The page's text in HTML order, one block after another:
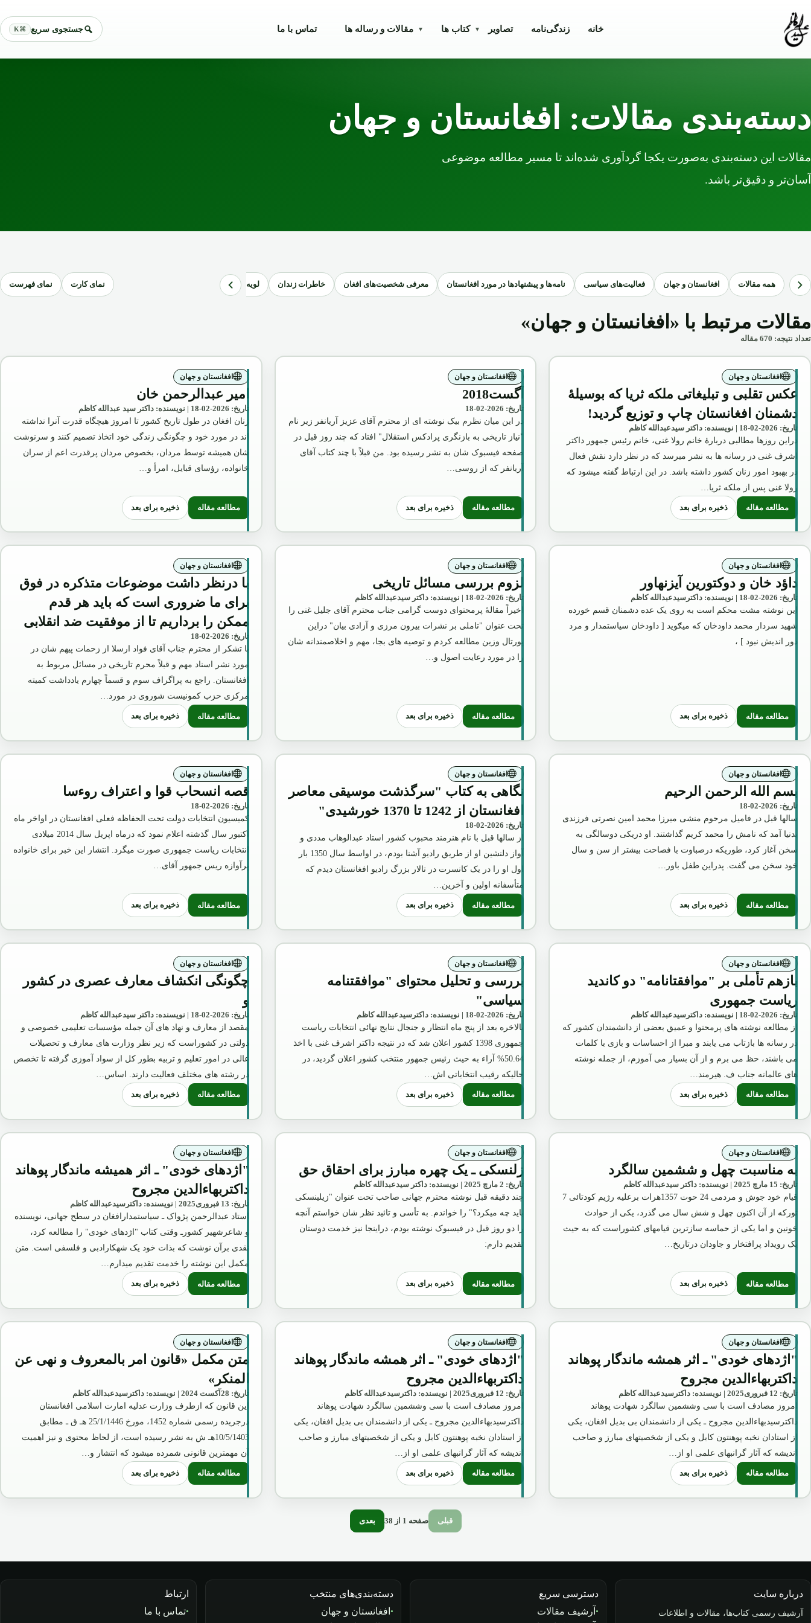
خانه زندگی‌نامه تصاویر کتاب ها ▾ مقالات و رساله ها ▾ تماس با ما جستجوی سریع ⌘K
دسته‌بندی مقالات: افغانستان و جهان
مقالات این دسته‌بندی به‌صورت یکجا گردآوری شده‌اند تا مسیر مطالعه موضوعی
آسان‌تر و دقیق‌تر باشد.
همه مقالات افغانستان و جهان فعالیت‌های سیاسی نامه‌ها و پیشنهادها در مورد افغانستان معرفی شخصیت‌های افغان خاطرات زندان لویه جرگه مقاله‌های تاریخی، اجتماعی، سیاسی و فرهنگی رساله‌ها نمای کارت نمای فهرست
مقالات مرتبط با «افغانستان و جهان»
تعداد نتیجه: 670 مقاله
افغانستان و جهان
عکس تقلبی و تبلیغاتی ملکه ثریا که بوسیلۀ
دشمنان افغانستان چاپ و توزیع گردید!
تاریخ: 2026-02-18 | نویسنده: داکتر سیدعبدالله کاظم
دراین روزها مطالبی دربارۀ خانم رولا غنی، خانم رئیس جمهور داکتر
اشرف غنی در رسانه ها به نشر میرسد که در نظر دارد نقش فعال
در بهبود امور زنان کشور داشته باشد. در این ارتباط گفته میشود که
رولا غنی پس از ملکه ثریا…
مطالعه مقاله: عکس تقلبی و تبلیغاتی ملکه ثریا که بوسیلۀ دشمنان افغانستان چاپ و توزیع گردید!
ذخیره برای بعد
افغانستان و جهان
آگست2018
تاریخ: 2026-02-18
در این میان نظرم بیک نوشته ای از محترم آقای عزیز آریانفر زیر نام
"نیاز تاریخی به بازنگری پرادکس استقلال" افتاد که چند روز قبل در
صفحه فیسبوک شان به نشر رسیده بود. من قبلاً با چند کتاب آقای
آریانفر که از روسی…
مطالعه مقاله
: آگست2018 ذخیره برای بعد
افغانستان و جهان
امیر عبدالرحمن خان
تاریخ: 2026-02-18 | نویسنده: داکتر سید عبدالله کاظم
زنان افغان در طول تاریخ کشور تا امروز هیچگاه قدرت آنرا نداشته
اند در مورد خود و چگونگی زندگی خود اتخاذ تصمیم کنند و سرنوشت
شان همیشه توسط مردان، بخصوص مردان پرقدرت اعم از سران
خانواده، رؤسای قبایل، امرأ و…
مطالعه مقاله: امیر عبدالرحمن خان
ذخیره برای بعد
افغانستان و جهان
داؤد خان و دوکتورین آیزنهاور
تاریخ: 2026-02-18 | نویسنده: داکترسیدعبدالله کاظم
این نوشته مشت محکم است به روی یک عده دشمنان قسم خورده
شهید سردار محمد داودخان که میګوید [ داودخان سیاستمدار و مرد
دور اندیش نبود ] ،
مطالعه مقاله: داؤد خان و دوکتورین آیزنهاور
ذخیره برای بعد
افغانستان و جهان
لزوم بررسی مسائل تاریخی
تاریخ: 2026-02-18 | نویسنده: داکتر سیدعبدالله کاظم
اخیراً مقالۀ پرمحتوای دوست گرامی جناب محترم آقای جلیل غنی را
تحت عنوان "تاملی بر نشرات بیرون مرزی و آزادی بیان" دراین
پورتال وزین مطالعه کردم و توصیه های بجا، مهم و اخلاصمندانه شان
را در مورد رعایت اصول و…
مطالعه مقاله: لزوم بررسی مسائل تاریخی
ذخیره برای بعد
افغانستان و جهان
با درنظر داشت موضوعات متذکره در فوق
برای ما ضروری است که باید هر قدم
ممکن را برداریم تا از موفقیت ضد انقلابی
های ارتجاعی و یا تغیر موضع حفیظ الله
امین به طرف غرب جلوگیری شود.»
تاریخ: 2026-02-18
با تشکر از محترم جناب آقای فواد ارسلا از زحمات پیهم شان در
مورد نشر اسناد مهم و قبلاً محرم تاریخی در مسائل مربوط به
افغانستان. راجع به پراگراف سوم و قسماً چهارم یادداشت کمیته
مرکزی حزب کمونیست شوروی در مورد…
مطالعه مقاله: با درنظر داشت موضوعات متذکره در فوق برای ما ضروری است که
ذخیره برای بعد
افغانستان و جهان
بسم الله الرحمن الرحیم
تاریخ: 2026-02-18
سالها قبل در فامیل مرحوم منشی میرزا محمد امین نصرتی فرزندی
بدنیا آمد که نامش را محمد کریم گذاشتند. او دریکی دوسالگی به
سخن آغاز کرد، طوریکه درصباوت با فصاحت بیشتر از سن و سال
خود سخن می گفت. پدراین طفل باور…
مطالعه مقاله: بسم الله الرحمن الرحیم
ذخیره برای بعد
افغانستان و جهان
نگاهی به کتاب "سرگذشت موسیقی معاصر
افغانستان از 1242 تا 1370 خورشیدی"
تاریخ: 2026-02-18
از سالها قبل با نام هنرمند محبوب کشور استاد عبدالوهاب مددی و
آواز دلنشین او از طریق رادیو آشنا بودم، در اواسط سال 1350 بار
اول او را در یک کانسرت در تالار بزرگ رادیو افغانستان دیدم که
متأسفانه اولین و آخرین…
مطالعه مقاله: نگاهی به کتاب "سرگذشت موسیقی معاصر افغانستان از 1242 تا 1370 خورشیدی"
ذخیره برای بعد
افغانستان و جهان
قصه انسحاب قوا و اعتراف روءسا
تاریخ: 2026-02-18
کمیسیون انتخابات دولت تحت الحفاظه فعلی افغانستان در اواخر ماه
اکتبور سال گذشته اعلام نمود که درماه اپریل سال 2014 میلادی
انتخابات ریاست جمهوری صورت میگرد. انتشار این خبر برای خانواده
پرآوازه ریس جمهور آقای…
مطالعه مقاله: قصه انسحاب قوا و اعتراف روءسا
ذخیره برای بعد
افغانستان و جهان
بازهم تأملی بر "موافقتانامه" دو کاندید
ریاست جمهوری
تاریخ: 2026-02-18 | نویسنده: داکترسیدعبدالله کاظم
از مطالعه نوشته های پرمحتوا و عمیق بعضی از دانشمندان کشور که
در رسانه ها بازتاب می یابند و مبرا از احساسات و بازی با کلمات
می باشند، حظ می برم و از آن بسیار می آموزم، از جمله نوشته
های عالمانه جناب ف. هیرمند…
مطالعه مقاله: بازهم تأملی بر "موافقتانامه" دو کاندید ریاست جمهوری
ذخیره برای بعد
افغانستان و جهان
بررسی و تحلیل محتوای "موافقتنامه
سیاسی"
تاریخ: 2026-02-18 | نویسنده: داکترسیدعبدالله کاظم
بالاخره بعد از پنج ماه انتظار و جنجال نتایج نهائی انتخابات ریاست
جمهوری 1398 کشور اعلان شد که در نتیجه داکتر اشرف غنی با اخذ
50.64% آراء به حیث رئیس جمهور منتخب کشور اعلان گردید، در
حالیکه رقیب انتخاباتی اش…
مطالعه مقاله: بررسی و تحلیل محتوای "موافقتنامه سیاسی"
ذخیره برای بعد
افغانستان و جهان
چگونگی انکشاف معارف عصری در کشور
و
تاریخ: 2026-02-18 | نویسنده: داکتر سیدعبدالله کاظم
مقصد از معارف و نهاد های آن جمله مؤسسات تعلیمی خصوصی و
دولتی در کشوراست که زیر نظر وزارت های معارف و تحصیلات
عالی در امور تعلیم و تربیه بطور کل از سواد آموزی گرفته تا تخصص
در رشته های مختلف فعالیت دارند. اساس…
مطالعه مقاله: چگونگی انکشاف معارف عصری در کشور و
ذخیره برای بعد
افغانستان و جهان
به مناسبت چهل و ششمین سالگرد
تاریخ: 15 مارچ 2025 | نویسنده: داکتر سیدعبدالله کاظم
قیام خود جوش و مردمی 24 حوت 1357هرات برعلیه رژیم کودتائی 7
ثورکه از آن اکنون چهل و شش سال می گذرد، یکی از حوادث
خونین و اما یکی از حماسه سازترین قیامهای کشوراست که به حیث
یک رویداد پرافتخار و جاودان درتاریخ…
مطالعه مقاله: به مناسبت چهل و ششمین سالگرد
ذخیره برای بعد
افغانستان و جهان
زلنسکی ـ یک چهره مبارز برای احقاق حق
تاریخ: 2 مارچ 2025 | نویسنده: داکتر سیدعبدالله کاظم
چند دقیقه قبل نوشته محترم جهانی صاحب تحت عنوان "زیلینسکی
باید چه میکرد؟" را خواندم. به تأسی و تائید نظر شان خواستم آنچه
را دو روز قبل در فیسبوک نوشته بودم، دراینجا نیز خدمت دوستان
تقدیم دارم:
مطالعه مقاله: زلنسکی ـ یک چهره مبارز برای احقاق حق
ذخیره برای بعد
افغانستان و جهان
"اژدهای خودی" ـ اثر همیشه ماندگار پوهاند
داکتربهاءالدین مجروح
تاریخ: 13 فبروری2025 | نویسنده: داکترسیدعبدالله کاظم
استاد عبدالرحمن پژواک ـ سیاستمدارافغان در سطح جهانی، نویسنده
و شاعرشهیر کشورـ وقتی کتاب "اژدهای خودی" را مطالعه کرد،
نقدی برآن نوشت که بذات خود یک شهکارادبی و فلسفی است. متن
مکمل این نوشته را خدمت تقدیم میدارم…
مطالعه مقاله: "اژدهای خودی" ـ اثر همیشه ماندگار پوهاند داکتربهاءالدین مجروح
ذخیره برای بعد
افغانستان و جهان
"اژدهای خودی" ـ اثر همشه ماندگار پوهاند
داکتربهاءالدین مجروح
تاریخ: 12 فبروری2025 | نویسنده: داکترسیدعبدالله کاظم
امروز مصادف است با سی وششمین سالگرد شهادت پوهاند
داکترسیدبهاءالدین مجروح ـ یکی از دانشمندان بی بدیل افغان، یکی
از استادان نخبه پوهنتون کابل و یکی از شخصیتهای مبارز و صاحب
اندیشه که آثار گرانبهای علمی او از…
مطالعه مقاله: "اژدهای خودی" ـ اثر همشه ماندگار پوهاند داکتربهاءالدین مجروح
ذخیره برای بعد
افغانستان و جهان
"اژدهای خودی" ـ اثر همشه ماندگار پوهاند
داکتربهاءالدین مجروح
تاریخ: 12 فبروری2025 | نویسنده: داکترسیدعبدالله کاظم
امروز مصادف است با سی وششمین سالگرد شهادت پوهاند
داکترسیدبهاءالدین مجروح ـ یکی از دانشمندان بی بدیل افغان، یکی
از استادان نخبه پوهنتون کابل و یکی از شخصیتهای مبارز و صاحب
اندیشه که آثار گرانبهای علمی او از…
مطالعه مقاله: "اژدهای خودی" ـ اثر همشه ماندگار پوهاند داکتربهاءالدین مجروح
ذخیره برای بعد
افغانستان و جهان
متن مکمل «قانون امر بالمعروف و نهی عن
المنکر»
تاریخ: 28آکست 2024 | نویسنده: داکترسیدعبدالله کاظم
این قانون که ازطرف وزارت عدلیه امارت اسلامی افغانستان
درجریده رسمی شماره 1452، مورخ 25/1/1446 هـ ق ـ مطابق
10/5/1403هـ ش به نشر رسیده است، از لحاظ محتوی و نیز اهمیت
آن مهمترین قانونی شمرده میشود که انتشار و…
مطالعه مقاله: متن مکمل «قانون امر بالمعروف و نهی عن المنکر»
ذخیره برای بعد
قبلی صفحه 1 از 38 بعدی
درباره سایت
آرشیف رسمی کتاب‌ها، مقالات و اطلاعات
دسترسی سریع
آرشیف مقالات
دسته‌بندی‌های منتخب
افغانستان و جهان
ارتباط
تماس با ما